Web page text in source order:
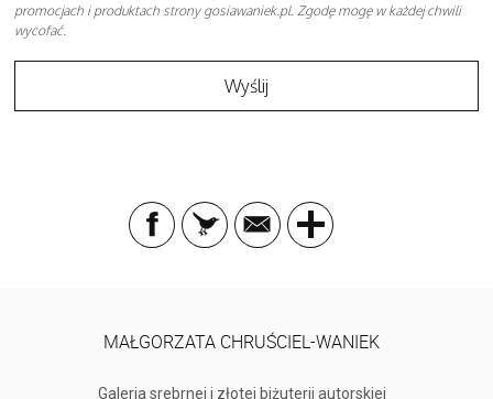
promocjach i produktach strony gosiawaniek.pl. Zgodę mogę w każdej chwili
wycofać.
MAŁGORZATA CHRUŚCIEL-WANIEK
Galeria srebrnej i złotej biżuterii autorskiej